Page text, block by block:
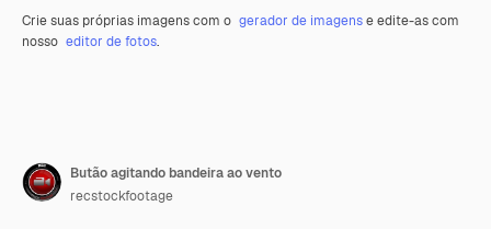
Crie suas próprias imagens com o gerador de imagense edite-as com
nosso editor de fotos.
Butão agitando bandeira ao vento
recstockfootage